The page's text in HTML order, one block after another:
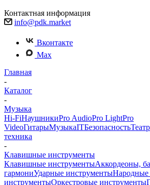
Контактная информация
info@pdk.market
Вконтакте
Max
Главная
-
Каталог
-
Музыка
Hi-FiНаушникиPro AudioPro LightPro
VideoГитарыМузыкаITБезопасностьТеатр
техника
-
Клавишные инструменты
Клавишные инструментыАккордеоны,
гармониУдарные инструментыНародные
инструментыОркестровые инструменты